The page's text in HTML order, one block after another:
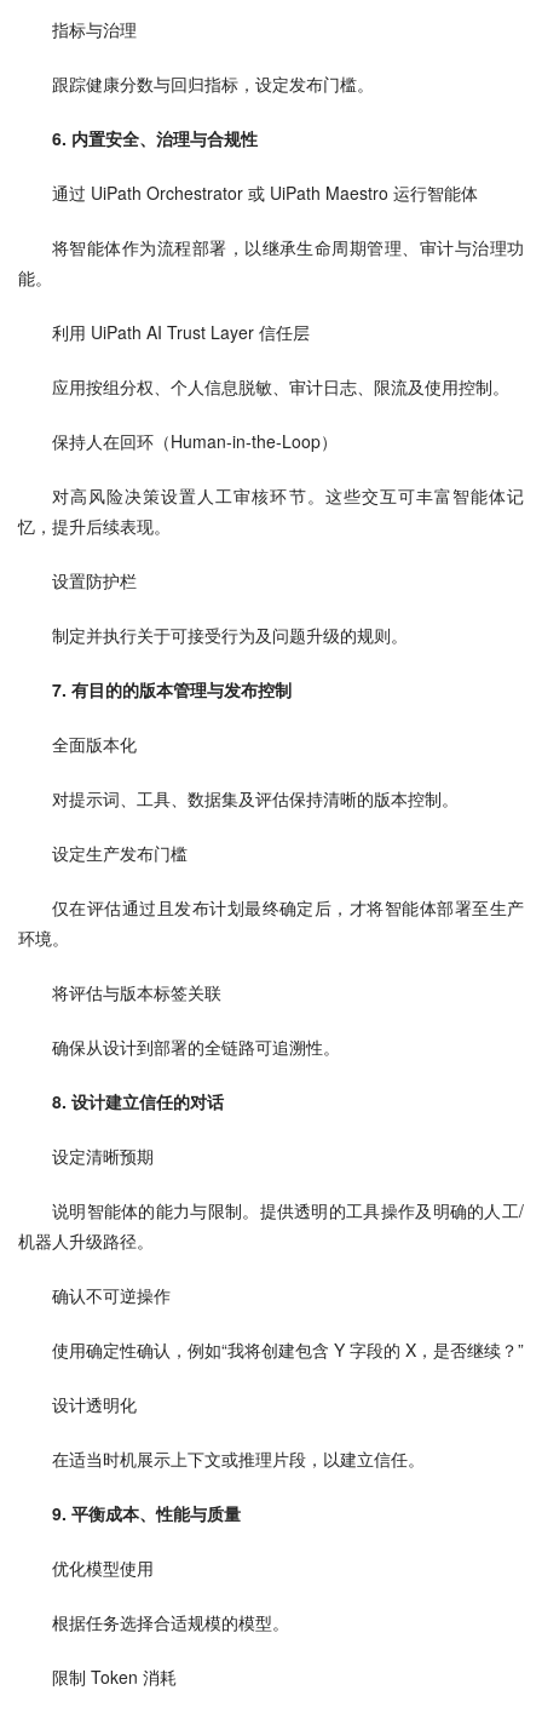
指标与治理
跟踪健康分数与回归指标，设定发布门槛。
6. 内置安全、治理与合规性
通过 UiPath Orchestrator 或 UiPath Maestro 运行智能体
将智能体作为流程部署，以继承生命周期管理、审计与治理功
能。
利用 UiPath AI Trust Layer 信任层
应用按组分权、个人信息脱敏、审计日志、限流及使用控制。
保持人在回环（Human-in-the-Loop）
对高风险决策设置人工审核环节。这些交互可丰富智能体记
忆，提升后续表现。
设置防护栏
制定并执行关于可接受行为及问题升级的规则。
7. 有目的的版本管理与发布控制
全面版本化
对提示词、工具、数据集及评估保持清晰的版本控制。
设定生产发布门槛
仅在评估通过且发布计划最终确定后，才将智能体部署至生产
环境。
将评估与版本标签关联
确保从设计到部署的全链路可追溯性。
8. 设计建立信任的对话
设定清晰预期
说明智能体的能力与限制。提供透明的工具操作及明确的人工/
机器人升级路径。
确认不可逆操作
使用确定性确认，例如“我将创建包含 Y 字段的 X，是否继续？”
设计透明化
在适当时机展示上下文或推理片段，以建立信任。
9. 平衡成本、性能与质量
优化模型使用
根据任务选择合适规模的模型。
限制 Token 消耗